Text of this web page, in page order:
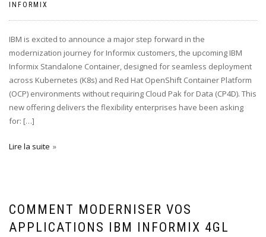
INFORMIX
IBM is excited to announce a major step forward in the
modernization journey for Informix customers, the upcoming IBM
Informix Standalone Container, designed for seamless deployment
across Kubernetes (K8s) and Red Hat OpenShift Container Platform
(OCP) environments without requiring Cloud Pak for Data (CP4D). This
new offering delivers the flexibility enterprises have been asking
for: […]
Lire la suite
COMMENT MODERNISER VOS
APPLICATIONS IBM INFORMIX 4GL